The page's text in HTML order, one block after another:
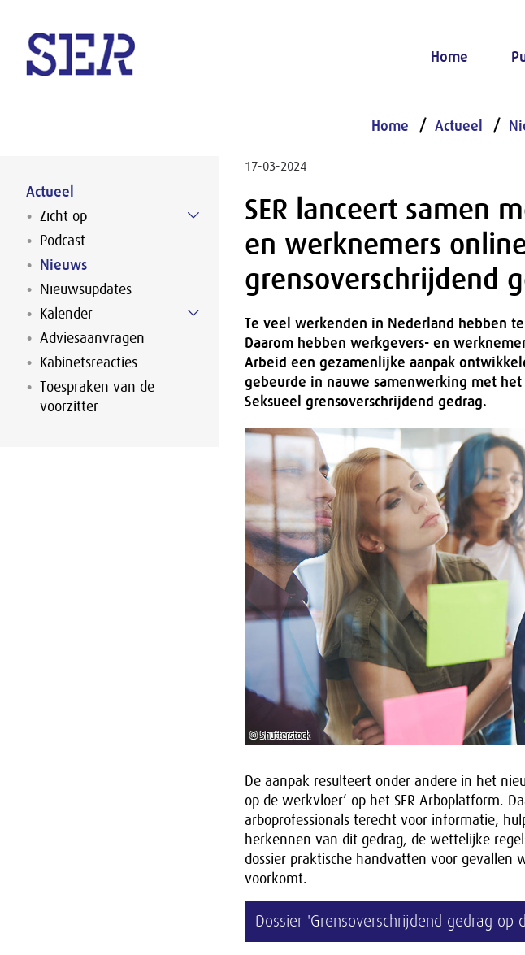
Home
Actueel
Zicht op
Podcast
Nieuws
Nieuwsupdates
Kalender
Adviesaanvragen
Kabinetsreacties
Toespraken van de
voorzitter
Home Actueel
17-03-2024
SER lanceert samen
en werknemers
grensoverschrijdend
Te veel werkenden in Nederland hebben
Daarom hebben werkgevers- en
Arbeid een gezamenlijke aanpak
gebeurde in nauwe samenwerking met
Seksueel grensoverschrijdend gedrag.
© Shutterstock
De aanpak resulteert onder andere in het
op de werkvloer’ op het SER Arboplatform.
arboprofessionals terecht voor informatie,
herkennen van dit gedrag, de wettelijke
dossier praktische handvatten voor gevallen
voorkomt.
Dossier 'Grensoverschrijdend gedrag op